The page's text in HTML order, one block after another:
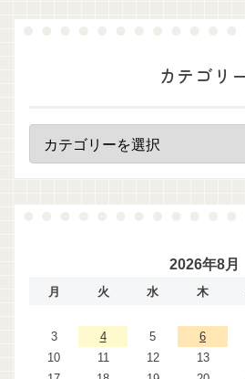
カテゴリ
2026年8月
月 火 水 木
3
4 5 6
10
11 12 13